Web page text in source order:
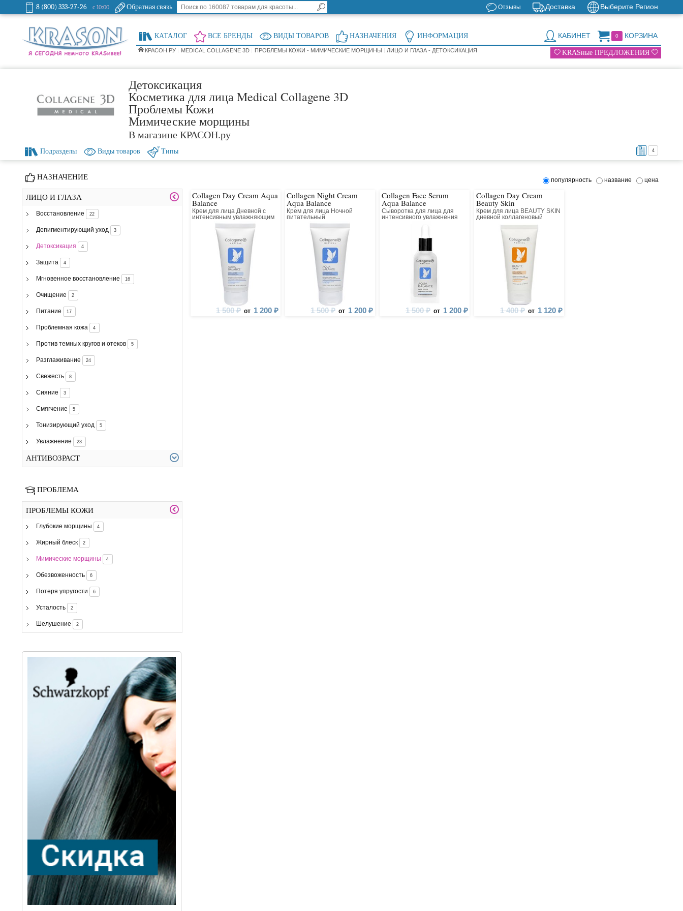
8 (800) 333-27-26 с 10:00 Обратная связь Выберите Регион
Доставка
Отзывы
0 КОРЗИНА
КАБИНЕТ
КАТАЛОГ ВСЕ БРЕНДЫ ВИДЫ ТОВАРОВ НАЗНАЧЕНИЯ ИНФОРМАЦИЯ
КРАСОН.РУ MEDICAL COLLAGENE 3D ПРОБЛЕМЫ КОЖИ - МИМИЧЕСКИЕ МОРЩИНЫ ЛИЦО И ГЛАЗА - ДЕТОКСИКАЦИЯ KRASные ПРЕДЛОЖЕНИЯ
Детоксикация
Косметика для лица Medical Collagene 3D
Проблемы Кожи
Мимические морщины
В магазине КРАСОН.ру
4
Подразделы Виды товаров Типы
НАЗНАЧЕНИЕ
ЛИЦО И ГЛАЗА
Восстановление 22
Депигментирующий уход 3
Детоксикация 4
Защита 4
Мгновенное восстановление 16
Очищение 2
Питание 17
Проблемная кожа 4
Против темных кругов и отеков 5
Разглаживание 24
Свежесть 8
Сияние 3
Смягчение 5
Тонизирующий уход 5
Увлажнение 23
АНТИВОЗРАСТ
ПРОБЛЕМА
ПРОБЛЕМЫ КОЖИ
Глубокие морщины 4
Жирный блеск 2
Мимические морщины 4
Обезвоженность 6
Потеря упругости 6
Усталость 2
Шелушение 2
популярность название цена
Collagen Day Cream Aqua
Balance
Крем для лица Дневной с
интенсивным увлажняющим
и лифтинг действием
1 500 ₽ от 1 200 ₽
Collagen Night Cream
Aqua Balance
Крем для лица Ночной
питательный
восстанавливающий
1 500 ₽ от 1 200 ₽
Collagen Face Serum
Aqua Balance
Сыворотка для лица для
интенсивного увлажнения
1 500 ₽ от 1 200 ₽
Collagen Day Cream
Beauty Skin
Крем для лица BEAUTY SKIN
дневной коллагеновый
1 400 ₽ от 1 120 ₽